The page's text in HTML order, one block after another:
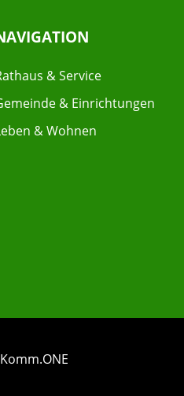
& Service
& Einrichtungen
& Wohnen